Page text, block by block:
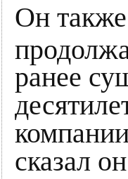
Он
ранее
сказал